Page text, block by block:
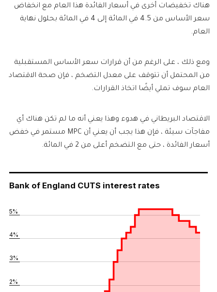
هناك تخفيضات أخرى في أسعار الفائدة هذا العام مع انخفاض
سعر الأساس من 4.5 في المائة إلى 4 في المائة بحلول نهاية
العام.
ومع ذلك ، على الرغم من أن قرارات سعر الأساس المستقبلية
من المحتمل أن تتوقف على معدل التضخم ، فإن صحة الاقتصاد
العام سوف تملي أيضًا اتخاذ القرارات.
الاقتصاد البريطاني في هدوء وهذا يعني أنه ما لم تكن هناك أي
مفاجآت سيئة ، فإن هذا يجب أن يعني أن MPC مستمر في خفض
أسعار الفائدة ، حتى مع التضخم أعلى من 2 في المائة.